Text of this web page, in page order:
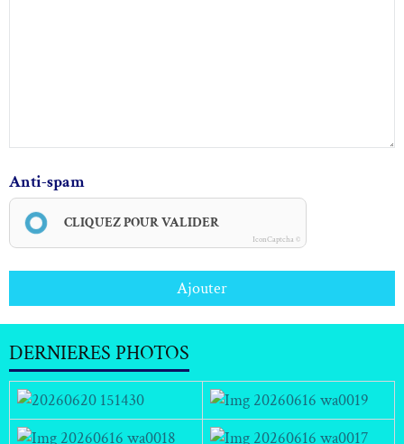
Anti-spam
CLIQUEZ POUR VALIDER
IconCaptcha ©
Ajouter
DERNIERES PHOTOS